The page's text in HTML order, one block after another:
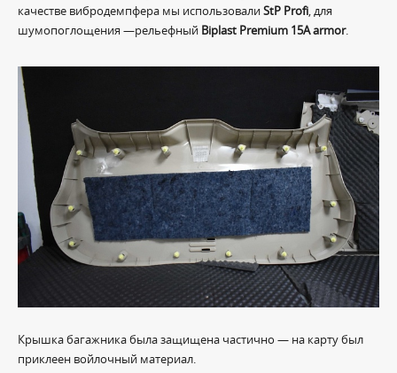
качестве вибродемпфера мы использовалиStP Profi, для
шумопоглощения —рельефный Biplast Premium 15A armor.
Крышка багажника была защищена частично — на карту был
приклеен войлочный материал.